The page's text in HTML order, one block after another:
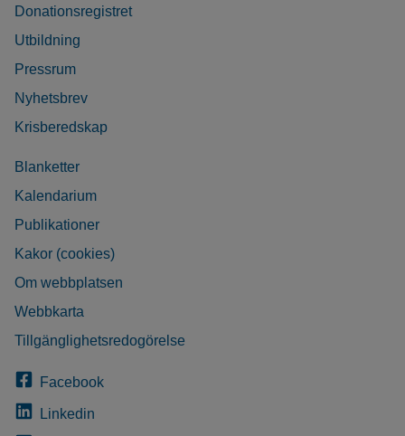
Donationsregistret
Utbildning
Pressrum
Nyhetsbrev
Krisberedskap
Blanketter
Kalendarium
Publikationer
Kakor (cookies)
Om webbplatsen
Webbkarta
Tillgänglighetsredogörelse
Facebook
Linkedin